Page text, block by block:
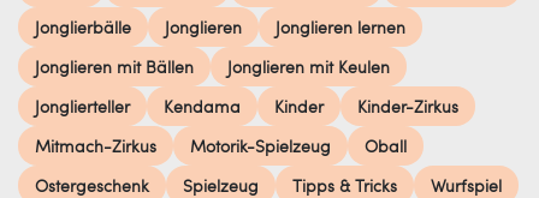
Jonglierbälle
Jonglieren
Jonglieren lernen
Jonglieren mit Bällen
Jonglieren mit Keulen
Jonglierteller
Kendama Kinder
Kinder-Zirkus
Mitmach-Zirkus
Motorik-Spielzeug
Oball
Ostergeschenk
Spielzeug Tipps & Tricks
Wurfspiel